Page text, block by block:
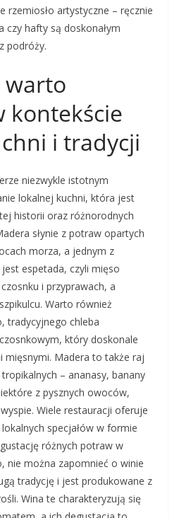
rzemiosło artystyczne – ręcznie
czy hafty są doskonałym
podróży.
warto
kontekście
i tradycji
niezwykle istotnym
lokalnej kuchni, która jest
historii oraz różnorodnych
słynie z potraw opartych
morza, a jednym z
espetada, czyli mięso
i przyprawach, a
Warto również
tradycyjnego chleba
który doskonale
mięsnymi. Madera to także raj
– ananasy, banany
z pysznych owoców,
Wiele restauracji oferuje
specjałów w formie
różnych potraw w
nie można zapomnieć o winie
tradycję i jest produkowane z
Wina te charakteryzują się